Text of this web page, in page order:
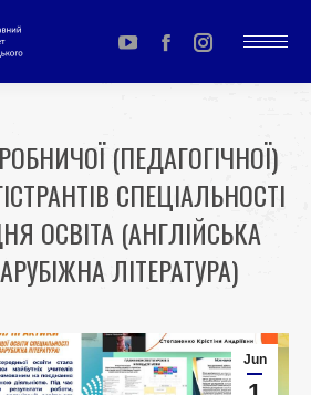
YouTube
page
in
new
window
Facebook
page
in
new
window
Instagram
page
in
new
window
(ПЕДАГОГІЧНОЇ)
СПЕЦІАЛЬНОСТІ
ОСВІТА (АНГЛІЙСЬКА
ЛІТЕРАТУРА)
Jun